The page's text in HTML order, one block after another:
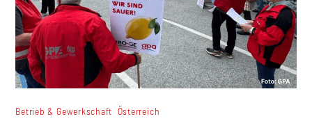
Betrieb & Gewerkschaft Österreich